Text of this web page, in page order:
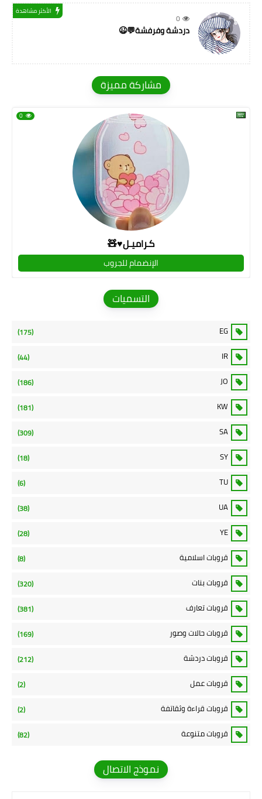
0
الأكثر مشاهدة
دردشة وفرفشة💬😉
مشاركة مميزة
كـراميـل♥🧸
0
الإنضمام للجروب
التسميات
EG
(175)
IR
(44)
JO
(186)
KW
(181)
SA
(309)
SY
(18)
TU
(6)
UA
(38)
YE
(28)
قروبات اسلامية (8)
قروبات بنات (320)
قروبات تعارف (381)
قروبات حالات وصور (169)
قروبات دردشة (212)
قروبات عمل (2)
قروبات قراءة وثقاتفة (2)
قروبات متنوعة (82)
نموذج الاتصال